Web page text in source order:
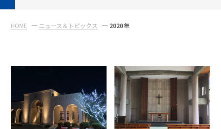
アクセス
在校生・保護者の方へ
HOME ニュース＆トピックス 2020年